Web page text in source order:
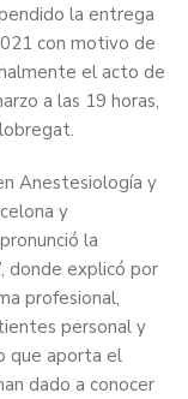
la entrega
con motivo de
el acto de
a las 19 horas,
Anestesiología y
y
la
donde explicó por
profesional,
personal y
que aporta el
dado a conocer